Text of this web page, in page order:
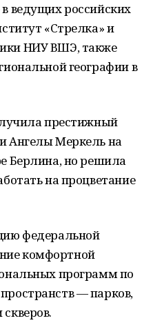
ведущих российских
«Стрелка» и
НИУ ВШЭ, также
географии в
престижный
Ангелы Меркель на
Берлина, но решила
на процветание
федеральной
комфортной
программ по
— парков,